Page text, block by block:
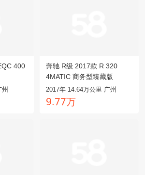
400
奔驰 R级 2017款 R 320
4MATIC 商务型臻藏版
2017年 14.64万公里 广州
鑶.齤齤万